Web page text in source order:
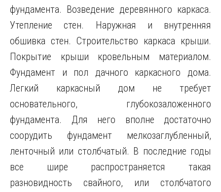
фундамента. Возведение деревянного каркаса.
Утепление стен. Наружная и внутренняя
обшивка стен. Строительство каркаса крыши.
Покрытие крыши кровельным материалом.
Фундамент и пол дачного каркасного дома.
Легкий каркасный дом не требует
основательного, глубокозаложенного
фундамента. Для него вполне достаточно
соорудить фундамент мелкозаглубленный,
ленточный или столбчатый. В последние годы
все шире распространяется такая
разновидность свайного, или столбчатого